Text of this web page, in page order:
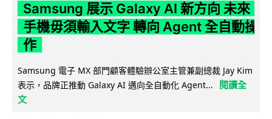
Samsung 展示 Galaxy AI 新方向 未來
手機毋須輸入文字 轉向 Agent 全自動操
作
Samsung 電子 MX 部門顧客體驗辦公室主管兼副總裁 Jay Kim
表示，品牌正推動 Galaxy AI 邁向全自動化 Agent...
閱讀全
文